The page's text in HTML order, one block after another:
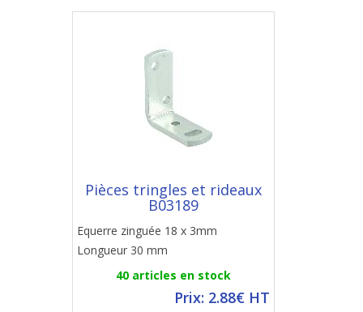
Pièces tringles et rideaux
B03189
Equerre zinguée 18 x 3mm
Longueur 30 mm
40 articles en stock
Prix: 2.88€ HT